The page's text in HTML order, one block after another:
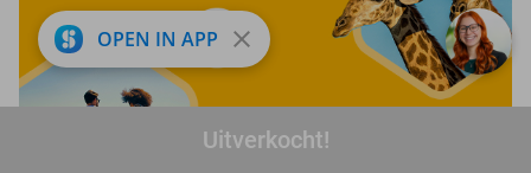
Uitverkocht!
OPEN IN APP close